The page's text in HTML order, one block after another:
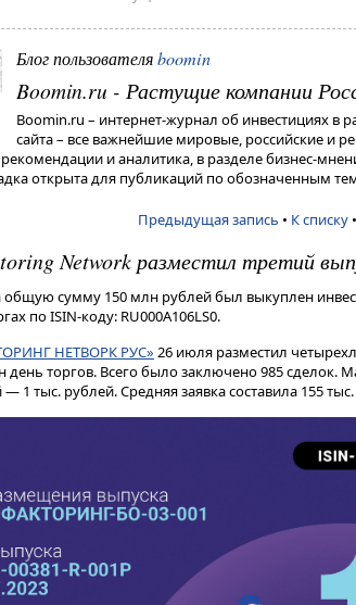
Блог пользователяboomin
Boomin.ru - Растущие компании
Boomin.ru – интернет-журнал об инвестициях в
сайта – все важнейшие мировые, российские и
и аналитика, в разделе бизнес-
открыта для публикаций по обозначенным
Предыдущая запись • К списку •
Network разместил третий
общую сумму 150 млн рублей был выкуплен
по ISIN-коду: RU000A106LS0.
НЕТВОРК РУС» 26 июля разместил
день торгов. Всего было заключено 985
1 тыс. рублей. Средняя заявка составила 155